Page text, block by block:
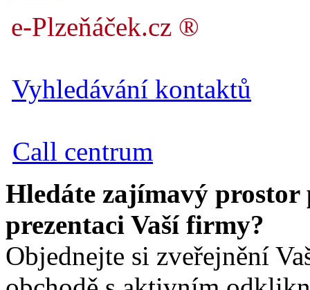
e-Plzeňáček.cz ®
Vyhledávání kontaktů
Call centrum
Hledáte zajímavý prostor
prezentaci Vaší firmy?
Objednejte si zveřejnění